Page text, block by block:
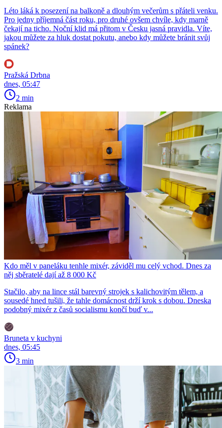
Léto láká k posezení na balkoně a dlouhým večerům s přáteli venku.
Pro jedny příjemná část roku, pro druhé ovšem chvíle, kdy marně
čekají na ticho. Noční klid má přitom v Česku jasná pravidla. Víte,
jakou můžete za hluk dostat pokutu, anebo kdy můžete bránit svůj
spánek?
Pražská Drbna
dnes, 05:47
2 min
Reklama
Kdo měl v paneláku tenhle mixér, záviděl mu celý vchod. Dnes za
něj sběratelé dají až 8 000 Kč
Stačilo, aby na lince stál barevný strojek s kalichovitým tělem, a
sousedé hned tušili, že tahle domácnost drží krok s dobou. Dneska
podobný mixér z časů socialismu končí buď v...
Bruneta v kuchyni
dnes, 05:45
3 min